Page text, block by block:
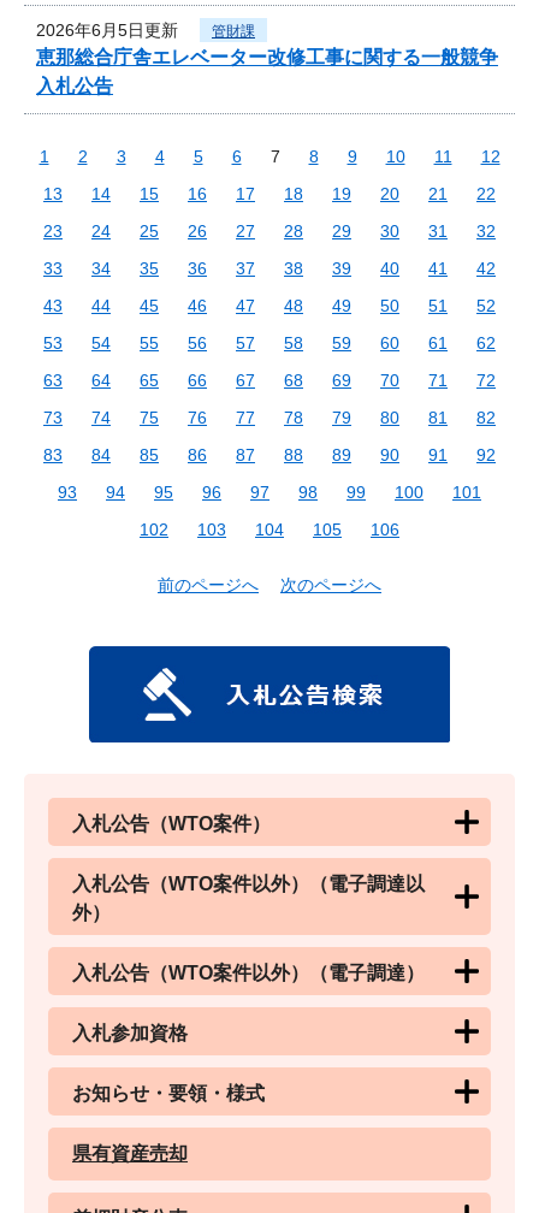
2026年6月5日更新 管財課
恵那総合庁舎エレベーター改修工事に関する一般競争
入札公告
1 2 3 4 5 6 7 8 9 10 11
12
13
14 15 16 17 18 19 20 21
22
23
24 25 26 27 28 29 30 31
32
33
34 35 36 37 38 39 40 41
42
43
44 45 46 47 48 49 50 51
52
53
54 55 56 57 58 59 60 61
62
63
64 65 66 67 68 69 70 71
72
73
74 75 76 77 78 79 80 81
82
83
84 85 86 87 88 89 90 91
92
93
94 95 96 97 98 99 100
101
102
103 104 105 106
前のページへ 次のページへ
入札公告（WTO案件）
入札公告（WTO案件以外）（電子調達以
外）
入札公告（WTO案件以外）（電子調達）
入札参加資格
お知らせ・要領・様式
県有資産売却